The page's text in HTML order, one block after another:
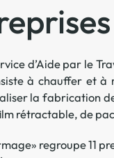
d’Aide par le
à chauffer et à
la fabrication
rétractable, de
regroupe 11